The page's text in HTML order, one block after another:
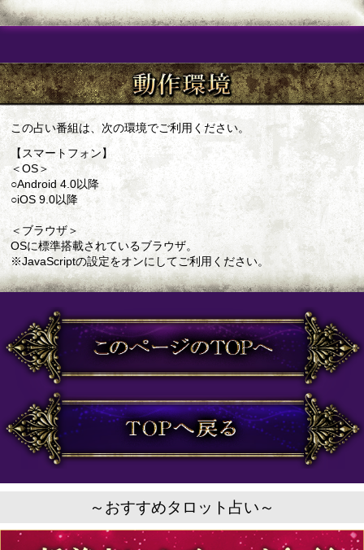
この占い番組は、次の環境でご利用ください。
【スマートフォン】
＜OS＞
○Android 4.0以降
○iOS 9.0以降
＜ブラウザ＞
OSに標準搭載されているブラウザ。
※JavaScriptの設定をオンにしてご利用ください。